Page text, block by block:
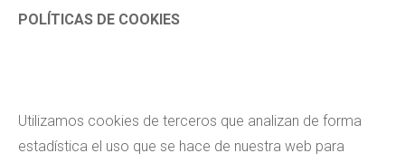
POLÍTICAS DE COOKIES
Utilizamos cookies de terceros que analizan de forma
estadística el uso que se hace de nuestra web para